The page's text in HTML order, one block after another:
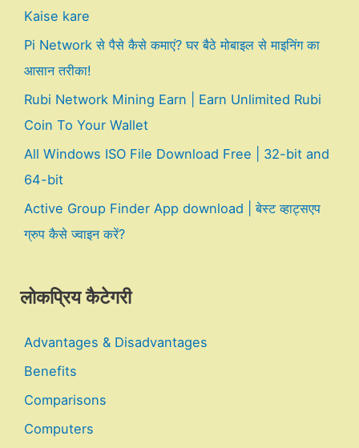
Kaise kare
Pi Network से पैसे कैसे कमाएं? घर बैठे मोबाइल से माइनिंग का
आसान तरीका!
Rubi Network Mining Earn | Earn Unlimited Rubi
Coin To Your Wallet
All Windows ISO File Download Free | 32-bit and
64-bit
Active Group Finder App download | बेस्ट व्हाट्सएप
ग्रुप कैसे ज्वाइन करें?
लोकप्रिय कैटेगरी
Advantages & Disadvantages
Benefits
Comparisons
Computers